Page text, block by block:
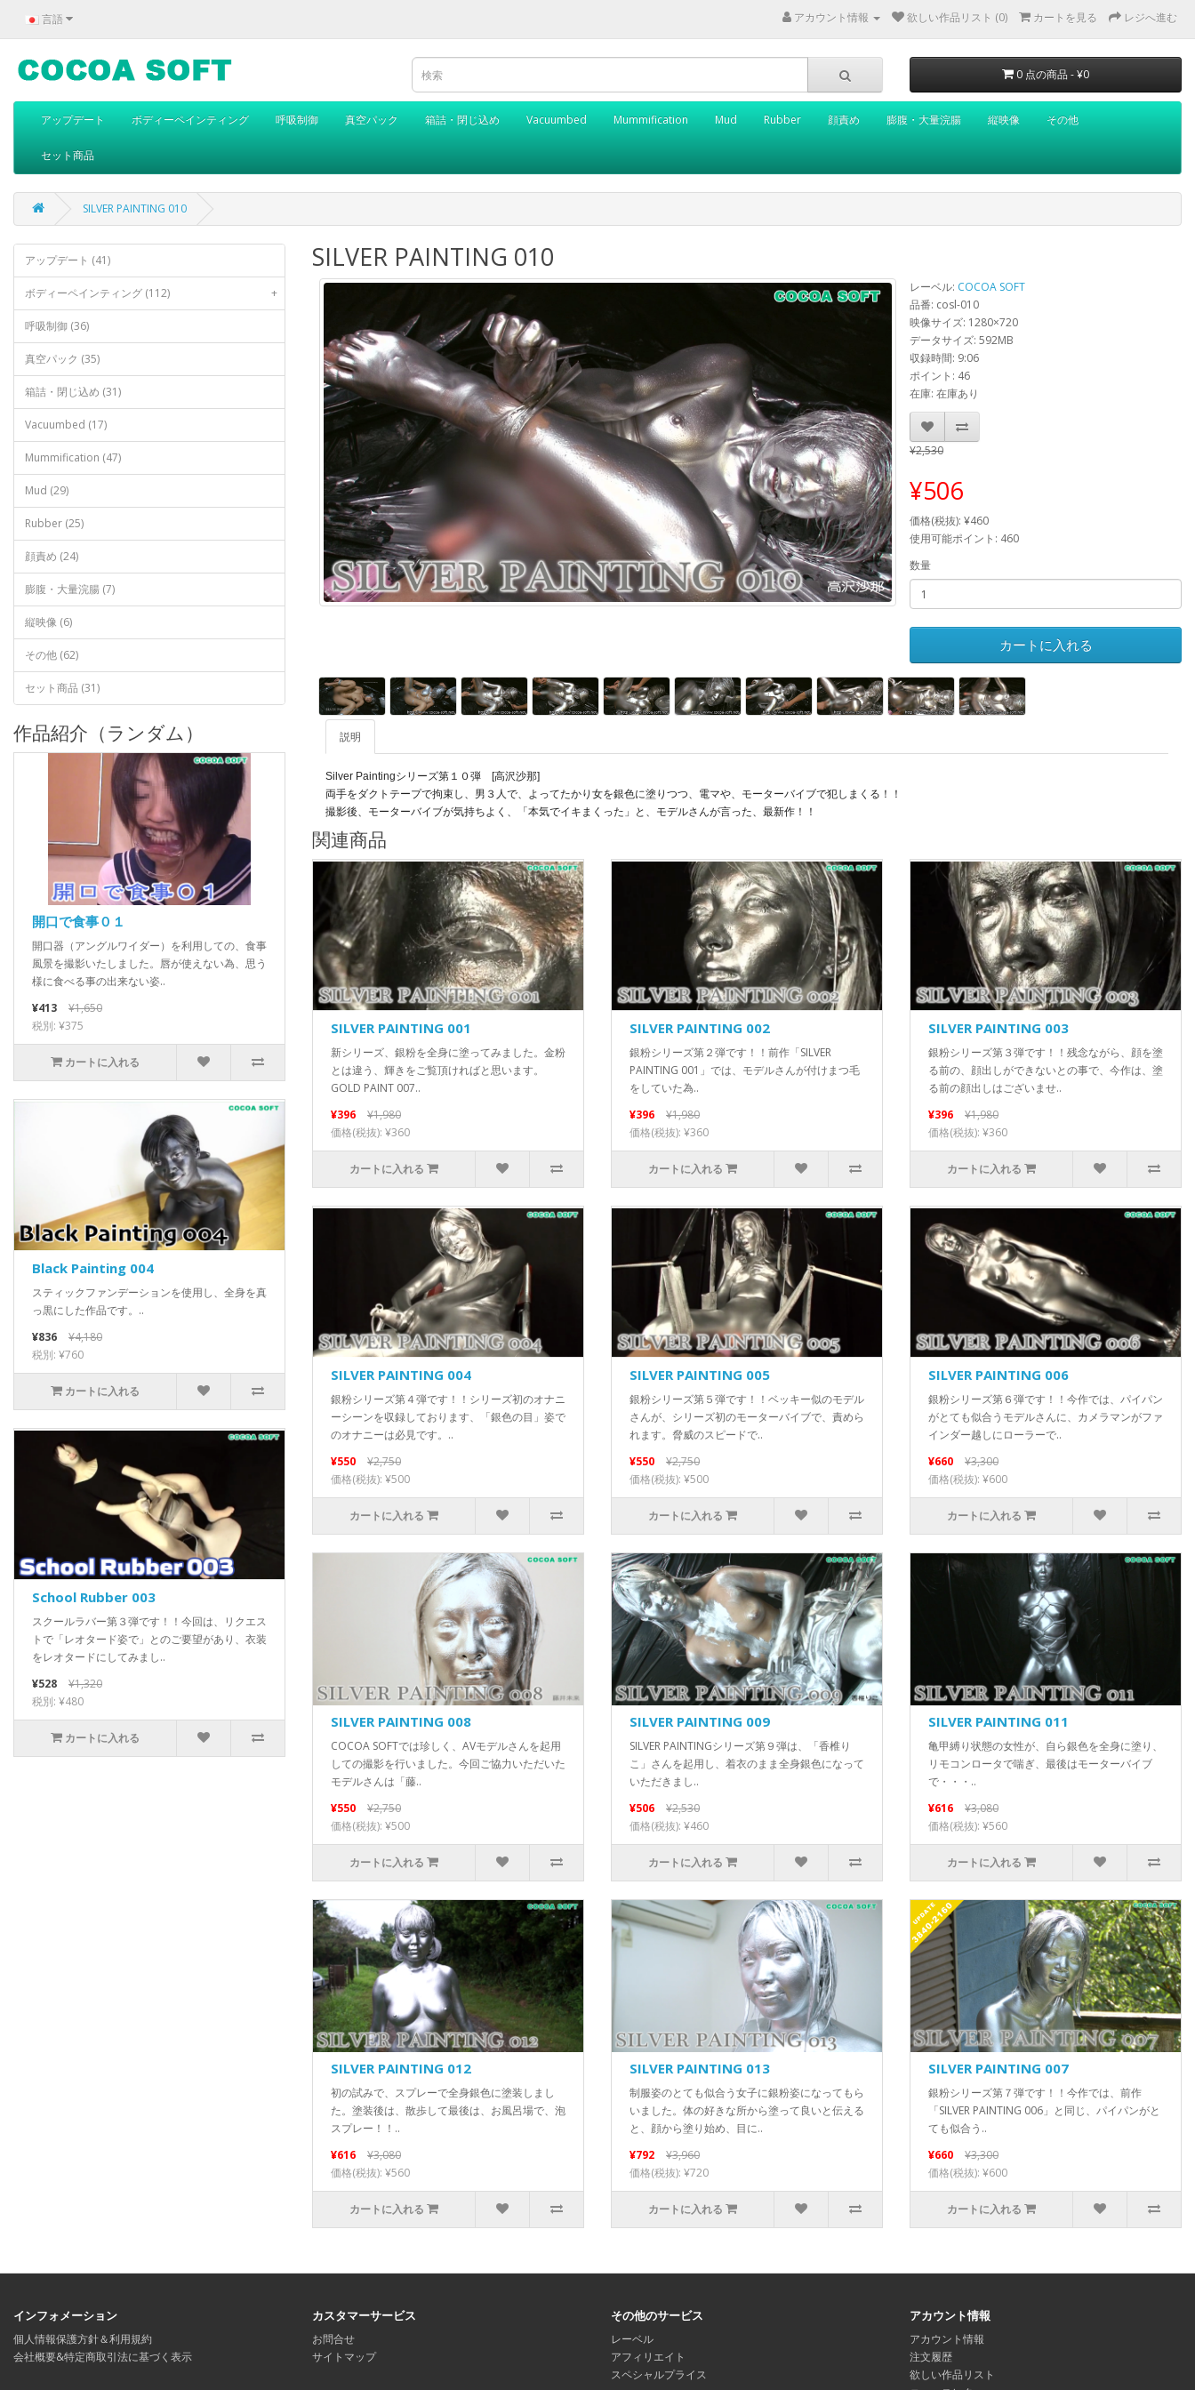
言語 アカウント情報 欲しい作品リスト (0) カートを見る レジへ進む
0 点の商品 - ¥0
アップデート ボディーペインティング 呼吸制御 真空パック 箱詰・閉じ込め Vacuumbed Mummification Mud Rubber 顔責め 膨腹・大量浣腸 縦映像 その他
セット商品
SILVER PAINTING 010
アップデート (41)
ボディーペインティング (112) +
呼吸制御 (36)
真空パック (35)
箱詰・閉じ込め (31)
Vacuumbed (17)
Mummification (47)
Mud (29)
Rubber (25)
顔責め (24)
膨腹・大量浣腸 (7)
縦映像 (6)
その他 (62)
セット商品 (31)
作品紹介（ランダム）
開口で食事０１
開口器（アングルワイダー）を利用しての、食事
風景を撮影いたしました。唇が使えない為、思う
様に食べる事の出来ない姿..
¥413
¥1,650
税別: ¥375
カートに入れる
Black Painting 004
スティックファンデーションを使用し、全身を真
っ黒にした作品です。..
¥836
¥4,180
税別: ¥760
カートに入れる
School Rubber 003
スクールラバー第３弾です！！今回は、リクエス
トで「レオタード姿で」とのご要望があり、衣装
をレオタードにしてみまし..
¥528
¥1,320
税別: ¥480
カートに入れる
SILVER PAINTING 010
レーベル: COCOA SOFT
品番: cosl-010
映像サイズ: 1280×720
データサイズ: 592MB
収録時間: 9:06
ポイント: 46
在庫: 在庫あり
¥2,530
¥506
価格(税抜): ¥460
使用可能ポイント: 460
数量
カートに入れる
説明
Silver Paintingシリーズ第１０弾 [高沢沙那]
両手をダクトテープで拘束し、男３人で、よってたかり女を銀色に塗りつつ、電マや、モーターバイブで犯しまくる！！
撮影後、モーターバイブが気持ちよく、「本気でイキまくった」と、モデルさんが言った、最新作！！
関連商品
SILVER PAINTING 001
新シリーズ、銀粉を全身に塗ってみました。金粉
とは違う、輝きをご覧頂ければと思います。
GOLD PAINT 007..
¥396
¥1,980
価格(税抜): ¥360
カートに入れる
SILVER PAINTING 002
銀粉シリーズ第２弾です！！前作「SILVER
PAINTING 001」では、モデルさんが付けまつ毛
をしていた為..
¥396
¥1,980
価格(税抜): ¥360
カートに入れる
SILVER PAINTING 003
銀粉シリーズ第３弾です！！残念ながら、顔を塗
る前の、顔出しができないとの事で、今作は、塗
る前の顔出しはございませ..
¥396
¥1,980
価格(税抜): ¥360
カートに入れる
SILVER PAINTING 004
銀粉シリーズ第４弾です！！シリーズ初のオナニ
ーシーンを収録しております、「銀色の目」姿で
のオナニーは必見です。..
¥550
¥2,750
価格(税抜): ¥500
カートに入れる
SILVER PAINTING 005
銀粉シリーズ第５弾です！！ベッキー似のモデル
さんが、シリーズ初のモーターバイブで、責めら
れます。脅威のスピードで..
¥550
¥2,750
価格(税抜): ¥500
カートに入れる
SILVER PAINTING 006
銀粉シリーズ第６弾です！！今作では、パイパン
がとても似合うモデルさんに、カメラマンがファ
インダー越しにローラーで..
¥660
¥3,300
価格(税抜): ¥600
カートに入れる
SILVER PAINTING 008
COCOA SOFTでは珍しく、AVモデルさんを起用
しての撮影を行いました。今回ご協力いただいた
モデルさんは「藤..
¥550
¥2,750
価格(税抜): ¥500
カートに入れる
SILVER PAINTING 009
SILVER PAINTINGシリーズ第９弾は、「香椎り
こ」さんを起用し、着衣のまま全身銀色になって
いただきまし..
¥506
¥2,530
価格(税抜): ¥460
カートに入れる
SILVER PAINTING 011
亀甲縛り状態の女性が、自ら銀色を全身に塗り、
リモコンロータで喘ぎ、最後はモーターバイブ
で・・・..
¥616
¥3,080
価格(税抜): ¥560
カートに入れる
SILVER PAINTING 012
初の試みで、スプレーで全身銀色に塗装しまし
た。塗装後は、散歩して最後は、お風呂場で、泡
スプレー！！..
¥616
¥3,080
価格(税抜): ¥560
カートに入れる
SILVER PAINTING 013
制服姿のとても似合う女子に銀粉姿になってもら
いました。体の好きな所から塗って良いと伝える
と、顔から塗り始め、目に..
¥792
¥3,960
価格(税抜): ¥720
カートに入れる
SILVER PAINTING 007
銀粉シリーズ第７弾です！！今作では、前作
「SILVER PAINTING 006」と同じ、パイパンがと
ても似合う..
¥660
¥3,300
価格(税抜): ¥600
カートに入れる
インフォメーション
個人情報保護方針＆利用規約
会社概要&特定商取引法に基づく表示
カスタマーサービス
お問合せ
サイトマップ
その他のサービス
レーベル
アフィリエイト
スペシャルプライス
アカウント情報
アカウント情報
注文履歴
欲しい作品リスト